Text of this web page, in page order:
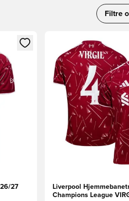
Filtre
eller tilmelde dig som medlem
27
Åbner en Modal til at
Liverpool
Champions League